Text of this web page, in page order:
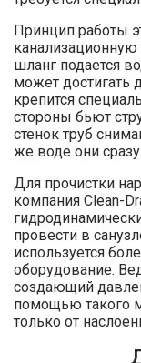
Принцип работы
канализационную
шланг подается
может достигать
крепится
стороны бьют
стенок труб
же воде они
Для прочистки
компания Clean-
провести в
используется
оборудование.
создающий
помощью такого
только от